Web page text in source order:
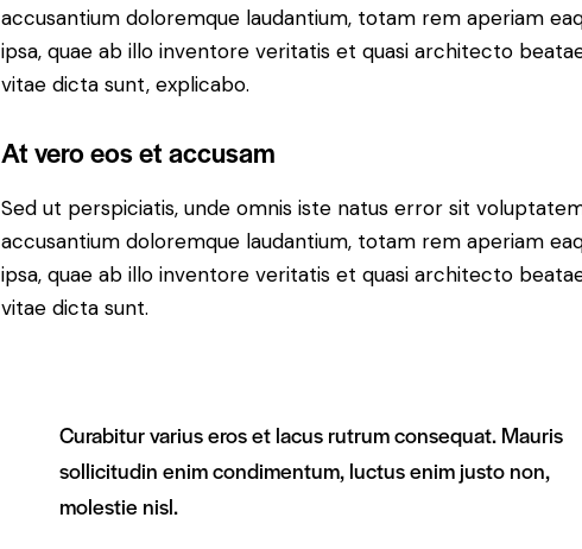
accusantium doloremque laudantium, totam rem aperiam
ipsa, quae ab illo inventore veritatis et quasi architecto
vitae dicta sunt, explicabo.
At vero eos et accusam
Sed ut perspiciatis, unde omnis iste natus error sit
accusantium doloremque laudantium, totam rem aperiam
ipsa, quae ab illo inventore veritatis et quasi architecto
vitae dicta sunt.
Curabitur varius eros et lacus rutrum consequat. Mauris
sollicitudin enim condimentum, luctus enim justo non,
molestie nisl.